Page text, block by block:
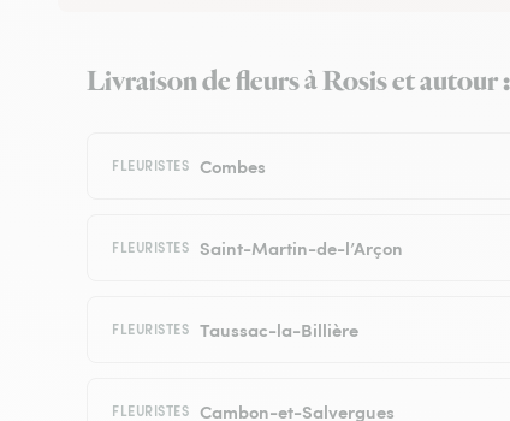
Livraison de fleurs à Rosis et
FLEURISTES Combes
FLEURISTES Saint-Martin-de-l’Arçon
FLEURISTES Taussac-la-Billière
FLEURISTES Cambon-et-Salvergues